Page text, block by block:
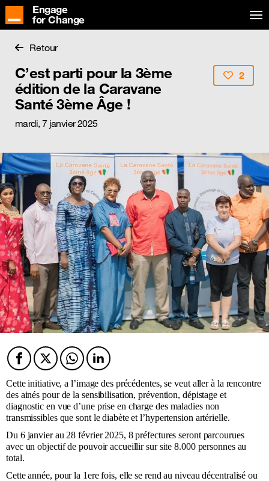
Engage
for Change
Retour
C’est parti pour la 3ème
édition de la Caravane
Santé 3ème Âge !
mardi, 7 janvier 2025
2
Facebook
TwitterTwitterTwitter
Cette initiative, a l’image des précédentes, se veut aller à la rencontre
des ainés pour de la sensibilisation, prévention, dépistage et
diagnostic en vue d’une prise en charge des maladies non
transmissibles que sont le diabète et l’hypertension artérielle.
Du 6 janvier au 28 février 2025, 8 préfectures seront parcourues
avec un objectif de pouvoir accueillir sur site 8.000 personnes au
total.
Cette année, pour la 1ere fois, elle se rend au niveau décentralisé ou